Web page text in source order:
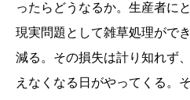
ったらどうなるか。生産者に
現実問題として雑草処理がで
減る。その損失は計り知れず
えなくなる日がやってくる。